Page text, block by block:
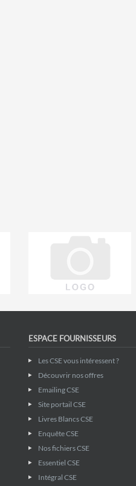
ESPACE FOURNISSEURS
Les CSE vous intéressent ?
Découvrir nos offres
Emailing CSE
Site portail CSE
Livres Blancs CSE
Enquête CSE
Nos fichiers CSE
Essentiel CSE
Intégral CSE